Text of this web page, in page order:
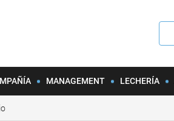
MANAGEMENT LECHERÍA